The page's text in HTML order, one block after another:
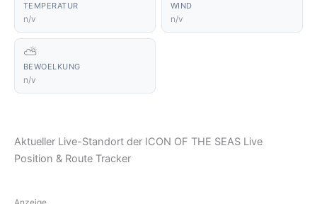
TEMPERATUR
n/v
WIND
n/v
⛅
BEWOELKUNG
n/v
Aktueller Live-Standort der ICON OF THE SEAS Live
Position & Route Tracker